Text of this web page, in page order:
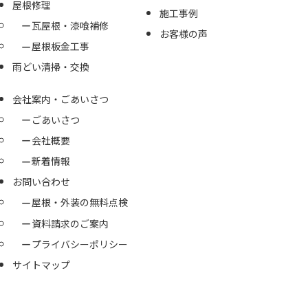
屋根修理
瓦屋根・漆喰補修
屋根板金工事
雨どい清掃・交換
施工事例
お客様の声
会社案内・ごあいさつ
ごあいさつ
会社概要
新着情報
お問い合わせ
屋根・外装の無料点検
資料請求のご案内
プライバシーポリシー
サイトマップ